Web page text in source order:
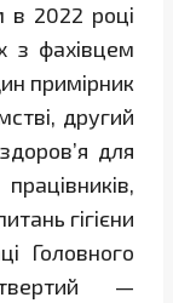
в 2022 році
з фахівцем
примірник
другий
для
гігієни
Головного
—